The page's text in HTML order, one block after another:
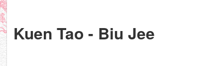
Kuen Tao - Biu Jee